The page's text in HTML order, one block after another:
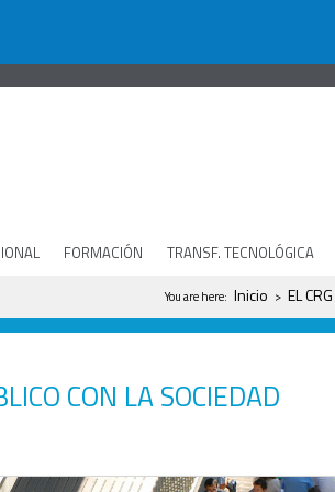
FORMACIÓN TRANSF. TECNOLÓGICA
Se encuentra
You are here: Inicio > EL CRG
CON LA SOCIEDAD